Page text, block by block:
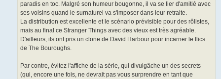
paradis en toc. Malgré son humeur bougonne, il va se lier d'amitié avec
ses voisins quand le surnaturel va s'imposer dans leur retraite.
La distribution est excellente et le scénario prévisible pour des rôlistes,
mais au final ce Stranger Things avec des vieux est très agréable.
D'ailleurs, ils ont pris un clone de David Harbour pour incarner le flics
de The Bouroughs.
Par contre, évitez l'affiche de la série, qui divulgâche un des secrets
(qui, encore une fois, ne devrait pas vous surprendre en tant que